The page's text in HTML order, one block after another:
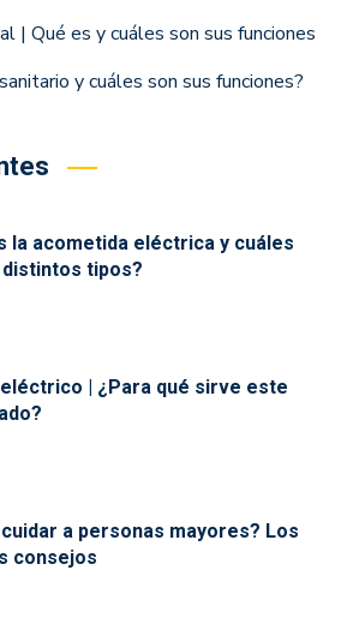
| Qué es y cuáles son sus funciones
y cuáles son sus funciones?
la acometida eléctrica y cuáles
tipos?
| ¿Para qué sirve este
a personas mayores? Los
consejos